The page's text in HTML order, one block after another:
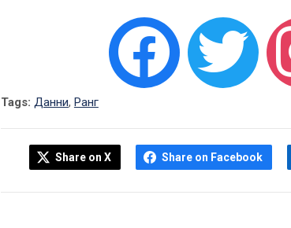
Tags: Данни, Ранг
Share on X Share on Facebook